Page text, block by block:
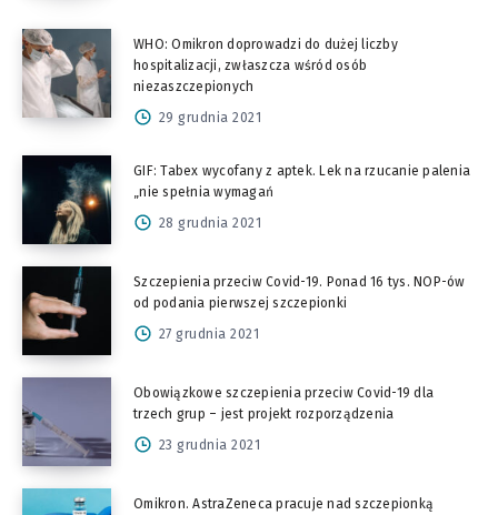
WHO: Omikron doprowadzi do dużej liczby
hospitalizacji, zwłaszcza wśród osób
niezaszczepionych
29 grudnia 2021
GIF: Tabex wycofany z aptek. Lek na rzucanie palenia
„nie spełnia wymagań
28 grudnia 2021
Szczepienia przeciw Covid-19. Ponad 16 tys. NOP-ów
od podania pierwszej szczepionki
27 grudnia 2021
Obowiązkowe szczepienia przeciw Covid-19 dla
trzech grup – jest projekt rozporządzenia
23 grudnia 2021
Omikron. AstraZeneca pracuje nad szczepionką